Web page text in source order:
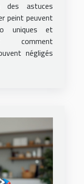
des astuces
peint peuvent
uniques et
comment
négligés